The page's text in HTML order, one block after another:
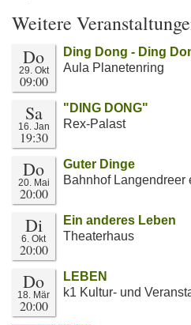
Weitere
Do
29. Okt
09:00
Ding Dong - Ding
Aula Planetenring
Sa
16. Jan
19:30
"DING DONG"
Rex-Palast
Do
20. Mai
20:00
Guter Dinge
Bahnhof Langendreer
Di
6. Okt
20:00
Ein anderes Leben
Theaterhaus
Do
18. Mär
20:00
LEBEN
k1 Kultur- und